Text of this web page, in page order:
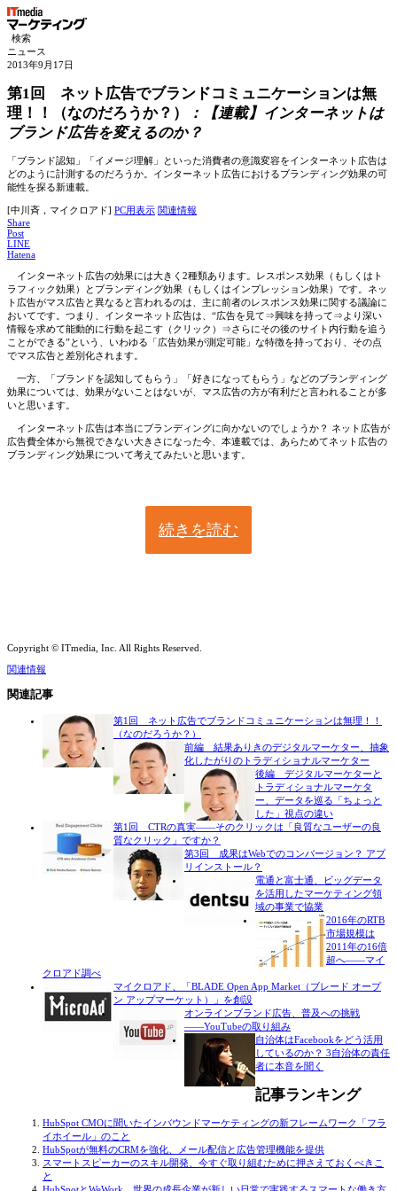
検索
ニュース
2013年9月17日
第1回 ネット広告でブランドコミュニケーションは無
理！！（なのだろうか？）
：
【連載】インターネットは
ブランド広告を変えるのか？
「ブランド認知」「イメージ理解」といった消費者の意識変容をインターネット広告は
どのように計測するのだろうか。インターネット広告におけるブランディング効果の可
能性を探る新連載。
[中川斉，マイクロアド] PC用表示 関連情報
Share
Post
LINE
Hatena
インターネット広告の効果には大きく2種類あります。レスポンス効果（もしくはト
ラフィック効果）とブランディング効果（もしくはインプレッション効果）です。ネッ
ト広告がマス広告と異なると言われるのは、主に前者のレスポンス効果に関する議論に
おいてです。つまり、インターネット広告は、“広告を見て⇒興味を持って⇒より深い
情報を求めて能動的に行動を起こす（クリック）⇒さらにその後のサイト内行動を追う
ことができる”という、いわゆる「広告効果が測定可能」な特徴を持っており、その点
でマス広告と差別化されます。
一方、「ブランドを認知してもらう」「好きになってもらう」などのブランディング
効果については、効果がないことはないが、マス広告の方が有利だと言われることが多
いと思います。
インターネット広告は本当にブランディングに向かないのでしょうか？ ネット広告が
広告費全体から無視できない大きさになった今、本連載では、あらためてネット広告の
ブランディング効果について考えてみたいと思います。
続きを読む
Copyright © ITmedia, Inc. All Rights Reserved.
関連情報
関連記事
第1回 ネット広告でブランドコミュニケーションは無理！！
（なのだろうか？）
前編 結果ありきのデジタルマーケター、抽象
化したがりのトラディショナルマーケター
後編 デジタルマーケターと
トラディショナルマーケタ
ー、データを巡る「ちょっと
した」視点の違い
第1回 CTRの真実――そのクリックは「良質なユーザーの良
質なクリック」ですか？
第3回 成果はWebでのコンバージョン？ アプ
リインストール？
電通と富士通、ビッグデータ
を活用したマーケティング領
域の事業で協業
2016年のRTB
市場規模は
2011年の16倍
超へ――マイ
クロアド調べ
マイクロアド、「BLADE Open App Market（ブレード オープ
ン アップマーケット）」を創設
オンラインブランド広告、普及への挑戦
――YouTubeの取り組み
自治体はFacebookをどう活用
しているのか？ 3自治体の責任
者に本音を聞く
記事ランキング
HubSpot CMOに聞いたインバウンドマーケティングの新フレームワーク「フラ
イホイール」のこと
HubSpotが無料のCRMを強化、メール配信と広告管理機能を提供
スマートスピーカーのスキル開発、今すぐ取り組むために押さえておくべきこ
と